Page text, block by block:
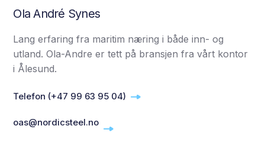
Ola André Synes
Lang erfaring fra maritim næring i både inn- og
utland. Ola-Andre er tett på bransjen fra vårt kontor
i Ålesund.
Telefon (+47 99 63 95 04)
oas@nordicsteel.no